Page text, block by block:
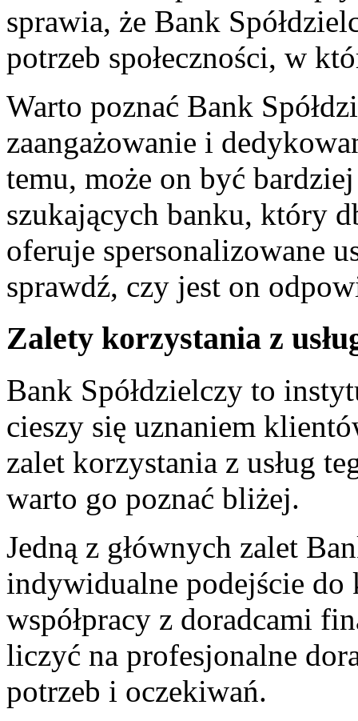
sprawia, że Bank
potrzeb społeczności, w
Warto‌ poznać Bank
zaangażowanie i
temu, może on być
szukających banku, który
oferuje spersonalizowane
sprawdź, czy jest on
Zalety korzystania z
Bank ⁣Spółdzielczy to
cieszy się uznaniem
zalet korzystania z usług
warto go poznać⁢ bliżej.
Jedną​ z głównych zalet‍
indywidualne podejście
współpracy z‍ doradcami
liczyć na profesjonalne
potrzeb i oczekiwań.